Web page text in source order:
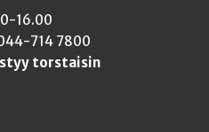
16.00
714 7800
torstaisin